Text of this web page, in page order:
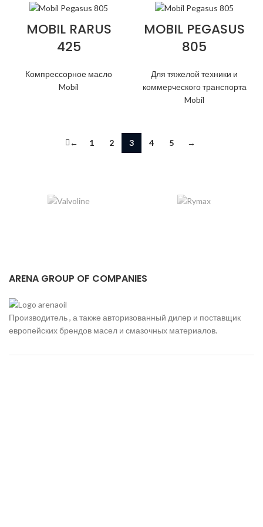
MOBIL RARUS
425
Компрессорное масло
Mobil
MOBIL PEGASUS
805
Для тяжелой техники и
коммерческого транспорта
Mobil
← 1 2 3 4 5 →
ARENA GROUP OF COMPANIES
Производитель , а также авторизованный дилер и поставщик
европейских брендов масел и смазочных материалов.